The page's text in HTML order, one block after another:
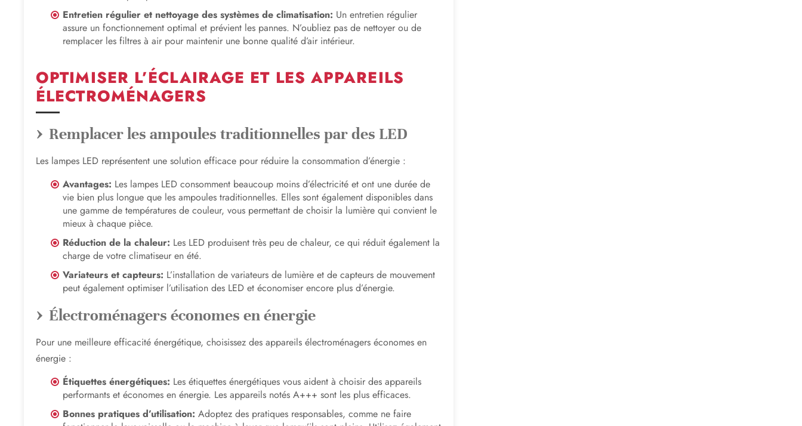
Entretien régulier et nettoyage des systèmes de climatisation: Un entretien régulier
assure un fonctionnement optimal et prévient les pannes. N’oubliez pas de nettoyer ou de
remplacer les filtres à air pour maintenir une bonne qualité d’air intérieur.
OPTIMISER L’ÉCLAIRAGE ET LES APPAREILS
ÉLECTROMÉNAGERS
Remplacer les ampoules traditionnelles par des LED
Les lampes LED représentent une solution efficace pour réduire la consommation d’énergie :
Avantages: Les lampes LED consomment beaucoup moins d’électricité et ont une durée de
vie bien plus longue que les ampoules traditionnelles. Elles sont également disponibles dans
une gamme de températures de couleur, vous permettant de choisir la lumière qui convient le
mieux à chaque pièce.
Réduction de la chaleur: Les LED produisent très peu de chaleur, ce qui réduit également la
charge de votre climatiseur en été.
Variateurs et capteurs: L’installation de variateurs de lumière et de capteurs de mouvement
peut également optimiser l’utilisation des LED et économiser encore plus d’énergie.
Électroménagers économes en énergie
Pour une meilleure efficacité énergétique, choisissez des appareils électroménagers économes en
énergie :
Étiquettes énergétiques: Les étiquettes énergétiques vous aident à choisir des appareils
performants et économes en énergie. Les appareils notés A+++ sont les plus efficaces.
Bonnes pratiques d’utilisation: Adoptez des pratiques responsables, comme ne faire